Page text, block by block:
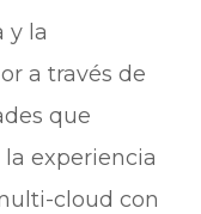
y la
a través de
que
experiencia
cloud con